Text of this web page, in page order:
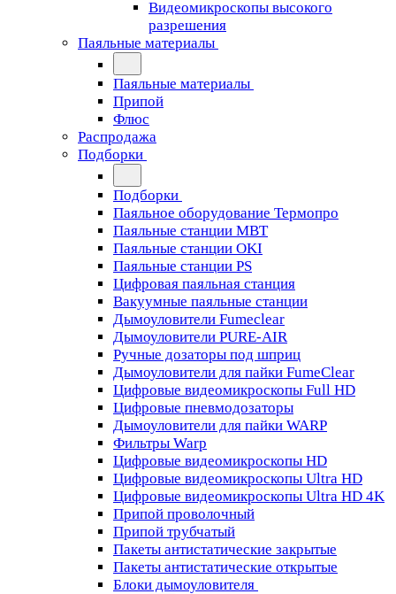
Видеомикроскопы высокого
разрешения
Паяльные материалы
Паяльные материалы
Припой
Флюс
Распродажа
Подборки
Подборки
Паяльное оборудование Термопро
Паяльные станции MBT
Паяльные станции OKI
Паяльные станции PS
Цифровая паяльная станция
Вакуумные паяльные станции
Дымоуловители Fumeclear
Дымоуловители PURE-AIR
Ручные дозаторы под шприц
Дымоуловители для пайки FumeClear
Цифровые видеомикроскопы Full HD
Цифровые пневмодозаторы
Дымоуловители для пайки WARP
Фильтры Warp
Цифровые видеомикроскопы HD
Цифровые видеомикроскопы Ultra HD
Цифровые видеомикроскопы Ultra HD 4K
Припой проволочный
Припой трубчатый
Пакеты антистатические закрытые
Пакеты антистатические открытые
Блоки дымоуловителя